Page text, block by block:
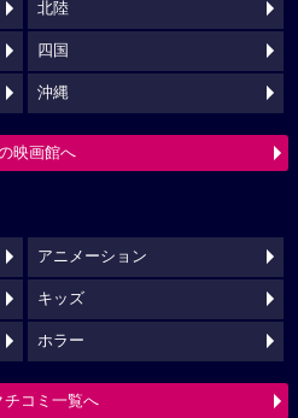
北陸
四国
沖縄
映画館へ
アニメーション
キッズ
ホラー
チコミ一覧へ